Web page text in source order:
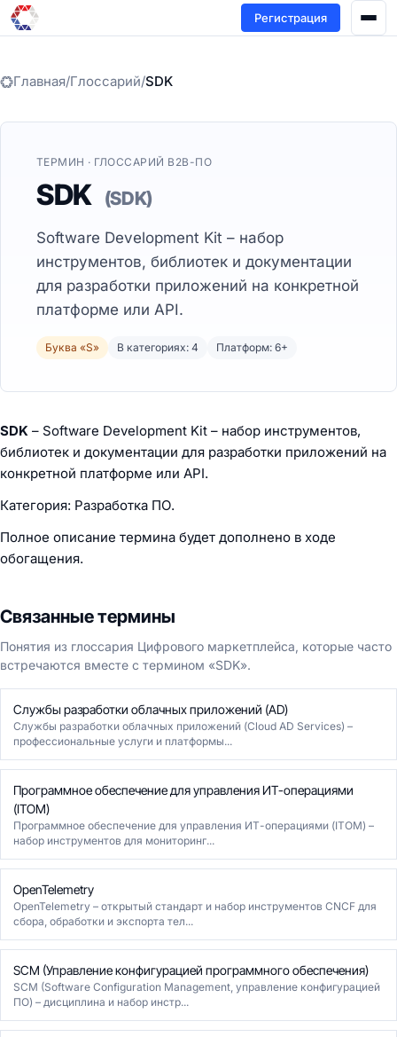
Регистрация
Главная/Глоссарий/SDK
ТЕРМИН · ГЛОССАРИЙ B2B-ПО
SDK (SDK)
Software Development Kit – набор
инструментов, библиотек и документации
для разработки приложений на конкретной
платформе или API.
Буква «S» В категориях: 4 Платформ: 6+
SDK – Software Development Kit – набор инструментов,
библиотек и документации для разработки приложений на
конкретной платформе или API.
Категория: Разработка ПО.
Полное описание термина будет дополнено в ходе
обогащения.
Связанные термины
Понятия из глоссария Цифрового маркетплейса, которые часто
встречаются вместе с термином «SDK».
Службы разработки облачных приложений (AD)
Службы разработки облачных приложений (Cloud AD Services) –
профессиональные услуги и платформы...
Программное обеспечение для управления ИТ-операциями
(ITOM)
Программное обеспечение для управления ИТ-операциями (ITOM) –
набор инструментов для мониторинг...
OpenTelemetry
OpenTelemetry – открытый стандарт и набор инструментов CNCF для
сбора, обработки и экспорта тел...
SCM (Управление конфигурацией программного обеспечения)
SCM (Software Configuration Management, управление конфигурацией
ПО) – дисциплина и набор инстр...